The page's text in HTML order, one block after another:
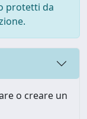
protetti da
o creare un